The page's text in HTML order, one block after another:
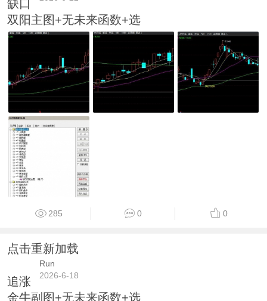
缺口
双阳主图+无未来函数+选
285 0 0
点击重新加载
Run
2026-6-18
追涨
金牛副图+无未来函数+选